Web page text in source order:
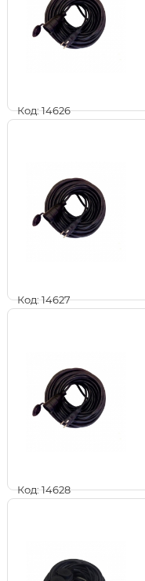
Код: 14626
Код: 14627
Код: 14628